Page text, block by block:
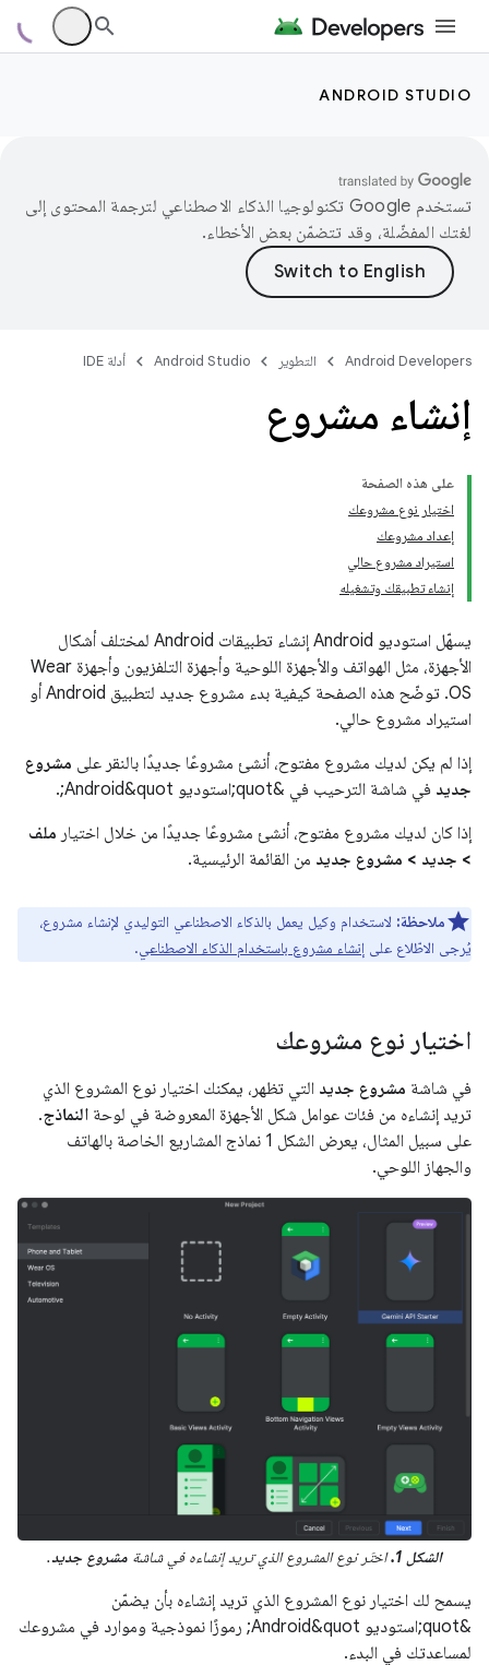
ANDROID STUDIO
تستخدم Google تكنولوجيا الذكاء الاصطناعي لترجمة المحتوى إلى
لغتك المفضّلة، وقد تتضمّن بعض الأخطاء.
Android Developers التطوير Android Studio أدلة IDE
إنشاء مشروع
على هذه الصفحة
اختيار نوع مشروعك
إعداد مشروعك
استيراد مشروع حالي
إنشاء تطبيقك وتشغيله
يسهّل استوديو Android إنشاء تطبيقات Android لمختلف أشكال
الأجهزة، مثل الهواتف والأجهزة اللوحية وأجهزة التلفزيون وأجهزة Wear
OS. توضّح هذه الصفحة كيفية بدء مشروع جديد لتطبيق Android أو
استيراد مشروع حالي.
إذا لم يكن لديك مشروع مفتوح، أنشئ مشروعًا جديدًا بالنقر على مشروع
جديد في شاشة الترحيب في &quot;استوديو Android&quot;.
إذا كان لديك مشروع مفتوح، أنشئ مشروعًا جديدًا من خلال اختيار ملف
> جديد > مشروع جديد من القائمة الرئيسية.
ملاحظة: لاستخدام وكيل يعمل بالذكاء الاصطناعي التوليدي لإنشاء مشروع،
يُرجى الاطّلاع على إنشاء مشروع باستخدام الذكاء الاصطناعي.
اختيار نوع مشروعك
في شاشة مشروع جديد التي تظهر، يمكنك اختيار نوع المشروع الذي
تريد إنشاءه من فئات عوامل شكل الأجهزة المعروضة في لوحة النماذج.
على سبيل المثال، يعرض الشكل 1 نماذج المشاريع الخاصة بالهاتف
والجهاز اللوحي.
الشكل 1. اختَر نوع المشروع الذي تريد إنشاءه في شاشة مشروع جديد.
يسمح لك اختيار نوع المشروع الذي تريد إنشاءه بأن يضمّن
&quot;استوديو Android&quot; رموزًا نموذجية وموارد في مشروعك
لمساعدتك في البدء.